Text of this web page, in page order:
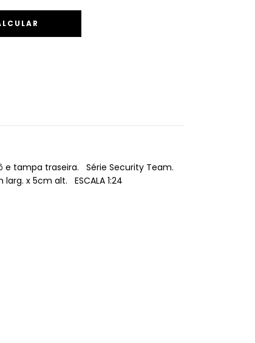
e tampa traseira. Série Security Team.
x 5cm alt. ESCALA 1:24